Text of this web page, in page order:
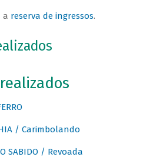
a reserva de ingressos.
/ Carimbolando
SABIDO / Revoada